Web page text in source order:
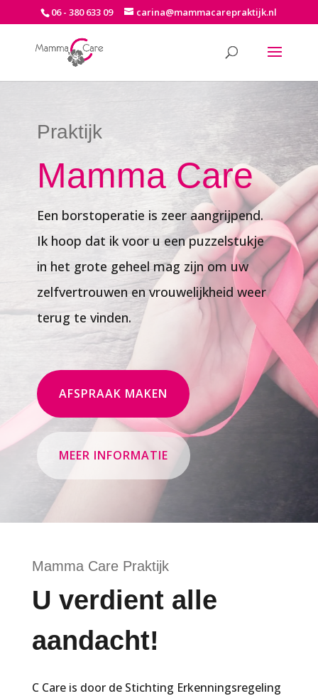
06 - 380 633 09 carina@mammacarepraktijk.nl
Praktijk
Mamma Care
Een borstoperatie is zeer aangrijpend.
Ik hoop dat ik voor u een puzzelstukje
in het grote geheel mag zijn om uw
zelfvertrouwen en vrouwelijkheid weer
terug te vinden.
AFSPRAAK MAKEN
MEER INFORMATIE
Mamma Care Praktijk
U verdient alle
aandacht!
C Care is door de Stichting Erkenningsregeling